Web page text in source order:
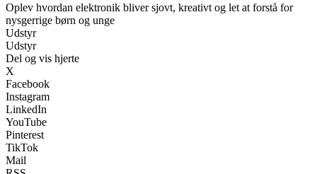
Oplev hvordan elektronik bliver sjovt, kreativt og let at forstå for
nysgerrige børn og unge
Udstyr
Udstyr
Del og vis hjerte
X
Facebook
Instagram
LinkedIn
YouTube
Pinterest
TikTok
Mail